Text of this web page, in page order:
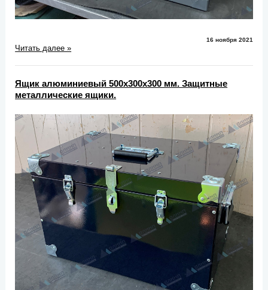
16 ноября 2021
Читать далее »
Ящик алюминиевый 500х300х300 мм. Защитные
металлические ящики.